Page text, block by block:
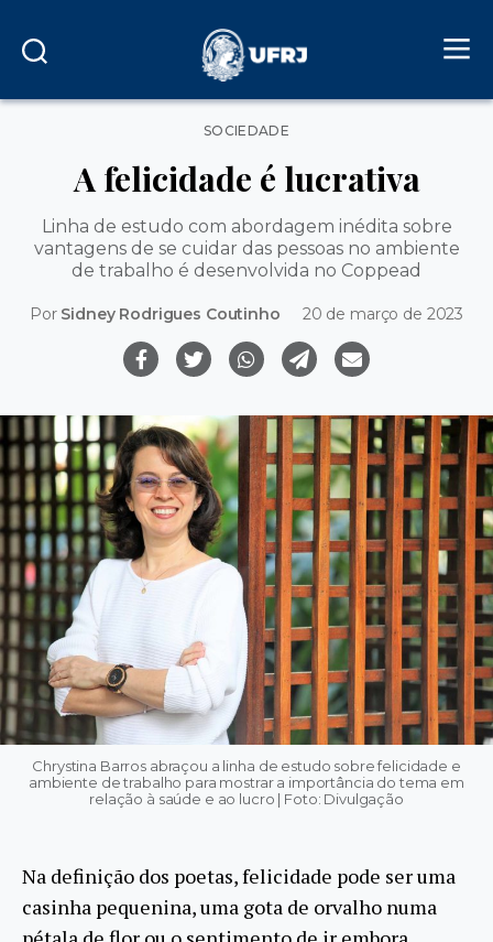
Categorias
SOCIEDADE
A felicidade é lucrativa
Linha de estudo com abordagem inédita sobre
vantagens de se cuidar das pessoas no ambiente
de trabalho é desenvolvida no Coppead
Por Sidney Rodrigues Coutinho 20 de março de 2023
Chrystina Barros abraçou a linha de estudo sobre felicidade e
ambiente de trabalho para mostrar a importância do tema em
relação à saúde e ao lucro | Foto: Divulgação
Na definição dos poetas, felicidade pode ser uma
casinha pequenina, uma gota de orvalho numa